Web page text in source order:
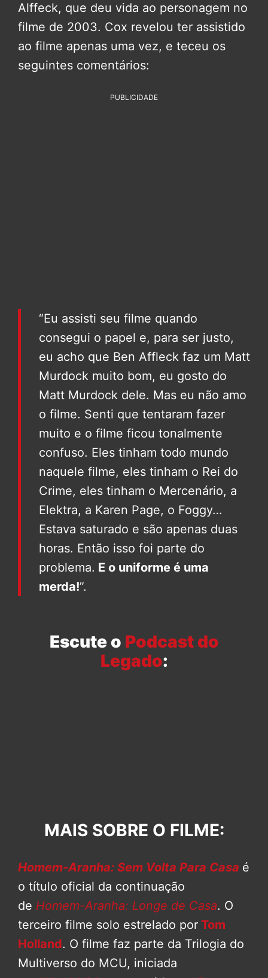
Alffeck, que deu vida ao personagem no
filme de 2003. Cox revelou ter assistido
ao filme apenas uma vez, e teceu os
seguintes comentários:
PUBLICIDADE
“Eu assisti seu filme quando
consegui o papel e, para ser justo,
eu acho que Ben Affleck faz um Matt
Murdock muito bom, eu gosto do
Matt Murdock dele. Mas eu não amo
o filme. Senti que tentaram fazer
muito e o filme ficou tonalmente
confuso. Eles tinham todo mundo
naquele filme, eles tinham o Rei do
Crime, eles tinham o Mercenário, a
Elektra, a Karen Page, o Foggy…
Estava saturado e são apenas duas
horas. Então isso foi parte do
problema. E o uniforme é uma
merda!”.
Escute o Podcast do
Legado:
MAIS SOBRE O FILME:
Homem-Aranha: Sem Volta Para Casa é
o título oficial da continuação
de Homem-Aranha: Longe de Casa. O
terceiro filme solo estrelado por Tom
Holland. O filme faz parte da Trilogia do
Multiverso do MCU, iniciada